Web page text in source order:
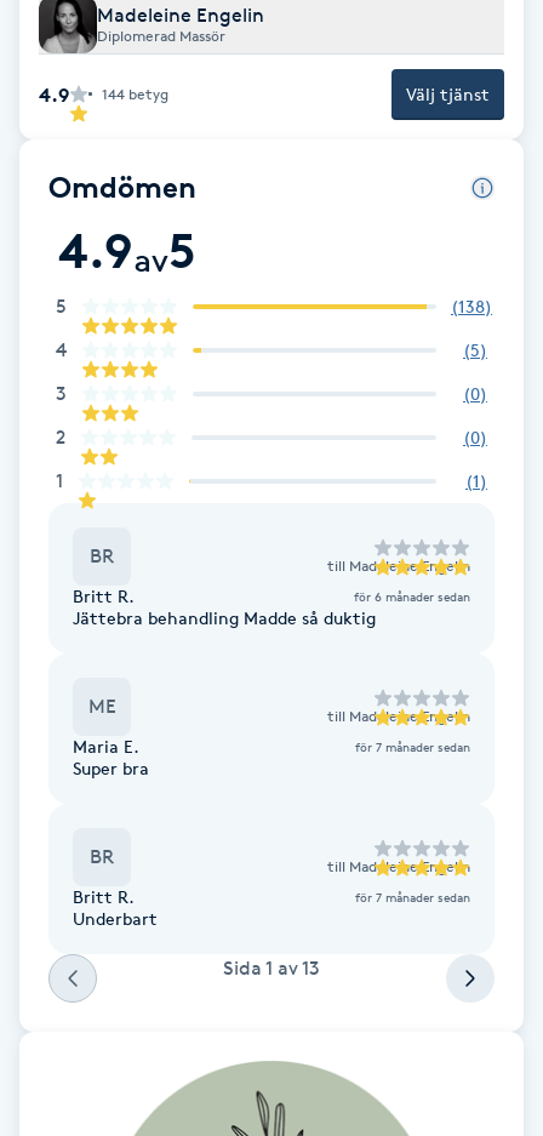
Bottenfärg
Brynformning
Brynplockning
Bröllopsuppsättning
Celluliter
Coachning
Cryoterapi
Damklippning
Dermapen
Enzympeeling
Extensions
Extensions borttagning
Eyeliner-tatuering
Madeleine Engelin
Diplomerad Massör
4.9 144 betyg Välj tjänst
Omdömen
4.9av5
5 (138)
4 (5)
3 (0)
2 (0)
1 (1)
BR till Madeleine Engelin
Britt R. för 6 månader sedan
Jättebra behandling Madde så duktig
ME till Madeleine Engelin
Maria E. för 7 månader sedan
Super bra
BR till Madeleine Engelin
Britt R. för 7 månader sedan
Underbart
Sida 1 av13